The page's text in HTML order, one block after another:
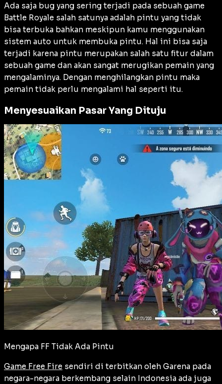
Ada saja bug yang sering terjadi pada sebuah game
Battle Royale salah satunya adalah pintu yang tidak
bisa terbuka bahkan meskipun kamu menggunakan
sistem auto untuk membuka pintu. Hal ini bisa saja
terjadi karena pintu merupakan salah satu fitur dalam
sebuah game dan akan sangat merugikan pemain yang
mengalaminya. Dengan menghilangkan pintu maka
pemain tidak perlu mengalami hal seperti itu.
Menyesuaikan Pasar Yang Dituju
Mengapa FF Tidak Ada Pintu
Game Free Fire sendiri di terbitkan oleh Garena pada
negara-negara berkembang selain Indonesia ada juga